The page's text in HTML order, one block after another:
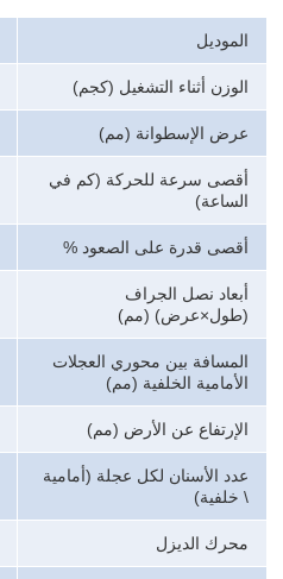
الموديل
الوزن أثناء التشغيل (كجم)
عرض الإسطوانة (مم)
أقصى سرعة للحركة (كم في
الساعة)
أقصى قدرة على الصعود %
أبعاد نصل الجراف
(طول×عرض) (مم)
المسافة بين محوري العجلات
الأمامية الخلفية (مم)
الإرتفاع عن الأرض (مم)
عدد الأسنان لكل عجلة (أمامية
\ خلفية)
محرك الديزل